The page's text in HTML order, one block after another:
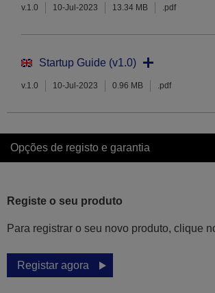
v.1.0 10-Jul-2023 13.34 MB .pdf
Startup Guide (v1.0)
v.1.0 10-Jul-2023 0.96 MB .pdf
Opções de registo e garantia
Registe o seu produto
Para registrar o seu novo produto, clique
Registar agora